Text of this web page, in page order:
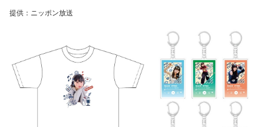
ことも意識しましょう。全部ひとりでやろうとせず、周囲に
上手に頼ることを心がけて。紫色の服を身につけると、心が
【今日の一言メッセージ】
勝ち負けにこだわりすぎると、大切なものを見落としてしま
います。誰かと張り合う気持ちが湧いてきたら、「自分は何
のためにこれをしているのか」と立ち止まってみましょう。
本当に欲しいものは、競争の先ではなく、自分の内側にある
て熊本で自信が起きた。支出は増える。ある程度、予備のお
もっと税収は入ってくるだろうね、使えばいい、と。これか
ら2年の間に大きなことが起きたらどうするんですか。重大な
消費税減税ということを、よくこんな中途半端なところで決
定したな、と。責任政党と言っている自民党がやることか、
両商品は受注販売で、申し込みは8月23日（日）23：59まで
販売ページ（
https://official-goods-store.jp/muso/ ）で受け
付けている。9月25日（金）以降順次発送予定。詳細は販売
提供：ニッポン放送